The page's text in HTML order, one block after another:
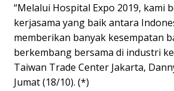
“Melalui Hospital Expo 2019, kami
kerjasama yang baik antara
memberikan banyak kesempatan
berkembang bersama di industri
Taiwan Trade Center Jakarta,
Jumat (18/10). (*)